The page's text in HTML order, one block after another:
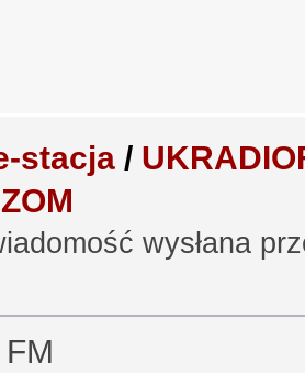
stacja /
wysłana